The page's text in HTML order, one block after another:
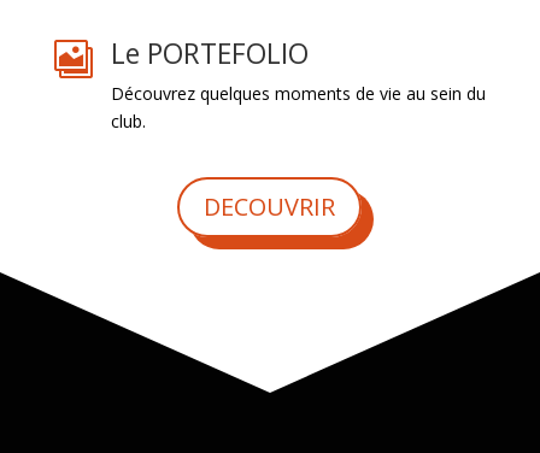
 Le PORTEFOLIO
Découvrez quelques moments de vie au sein du
club.
DECOUVRIR